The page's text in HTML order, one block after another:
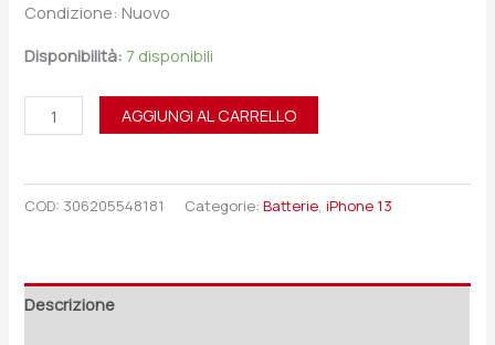
Condizione: Nuovo
Disponibilità: 7 disponibili
AGGIUNGI AL CARRELLO
COD: 306205548181 Categorie:Batterie,iPhone 13
Descrizione